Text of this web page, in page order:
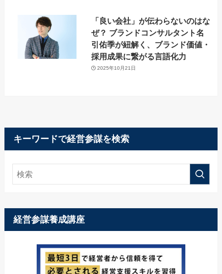
「良い会社」が伝わらないのはな
ぜ？ ブランドコンサルタント名
引佑季が紐解く、ブランド価値・
採用成果に繋がる言語化力
2025年10月21日
キーワードで経営参謀を検索
経営参謀養成講座